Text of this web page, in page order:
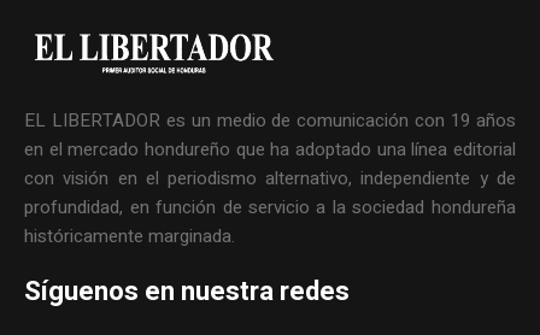
EL LIBERTADOR es un medio de comunicación con 19 años
en el mercado hondureño que ha adoptado una línea editorial
con visión en el periodismo alternativo, independiente y de
profundidad, en función de servicio a la sociedad hondureña
históricamente marginada.
Síguenos en nuestra redes